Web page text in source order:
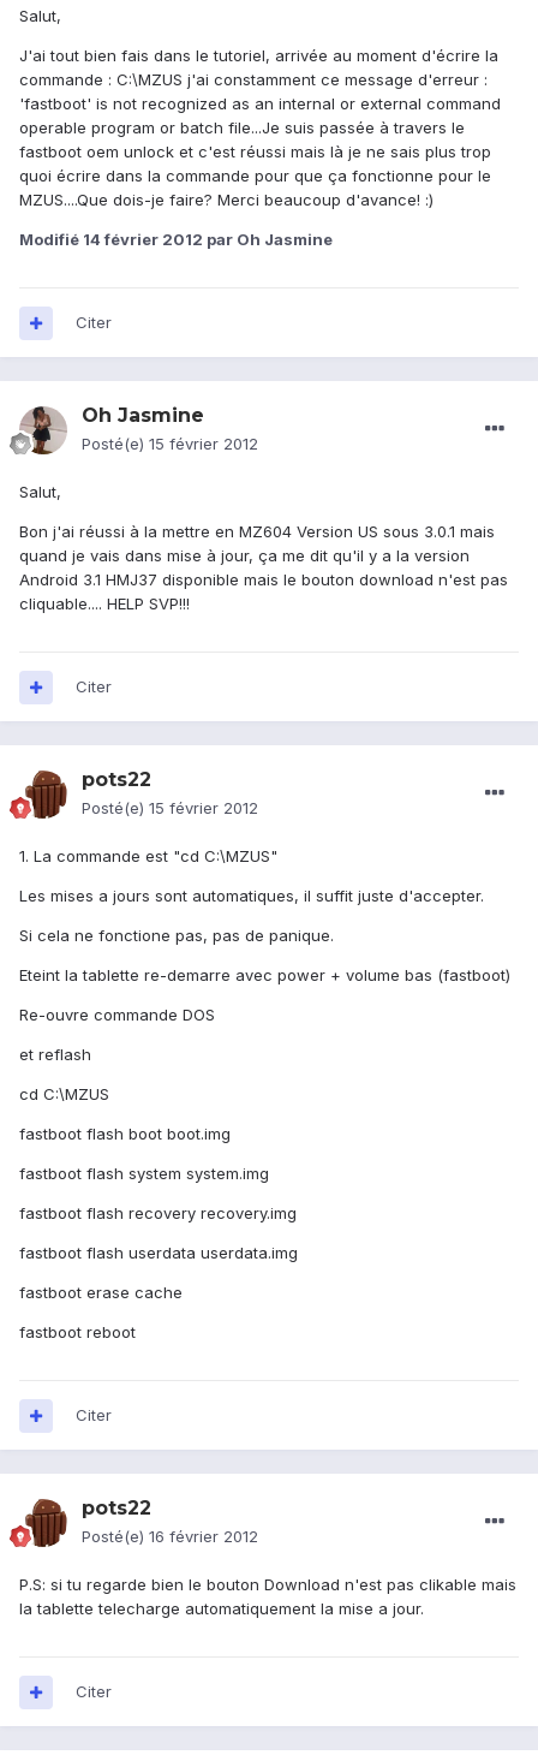
Salut,
J'ai tout bien fais dans le tutoriel, arrivée au moment d'écrire la
commande : C:\MZUS j'ai constamment ce message d'erreur :
'fastboot' is not recognized as an internal or external command
operable program or batch file...Je suis passée à travers le
fastboot oem unlock et c'est réussi mais là je ne sais plus trop
quoi écrire dans la commande pour que ça fonctionne pour le
MZUS....Que dois-je faire? Merci beaucoup d'avance! :)
Modifié 14 février 2012 par Oh Jasmine
Citer
Oh Jasmine
Posté(e) 15 février 2012
Salut,
Bon j'ai réussi à la mettre en MZ604 Version US sous 3.0.1 mais
quand je vais dans mise à jour, ça me dit qu'il y a la version
Android 3.1 HMJ37 disponible mais le bouton download n'est pas
cliquable.... HELP SVP!!!
Citer
pots22
Posté(e) 15 février 2012
1. La commande est "cd C:\MZUS"
Les mises a jours sont automatiques, il suffit juste d'accepter.
Si cela ne fonctione pas, pas de panique.
Eteint la tablette re-demarre avec power + volume bas (fastboot)
Re-ouvre commande DOS
et reflash
cd C:\MZUS
fastboot flash boot boot.img
fastboot flash system system.img
fastboot flash recovery recovery.img
fastboot flash userdata userdata.img
fastboot erase cache
fastboot reboot
Citer
pots22
Posté(e) 16 février 2012
P.S: si tu regarde bien le bouton Download n'est pas clikable mais
la tablette telecharge automatiquement la mise a jour.
Citer